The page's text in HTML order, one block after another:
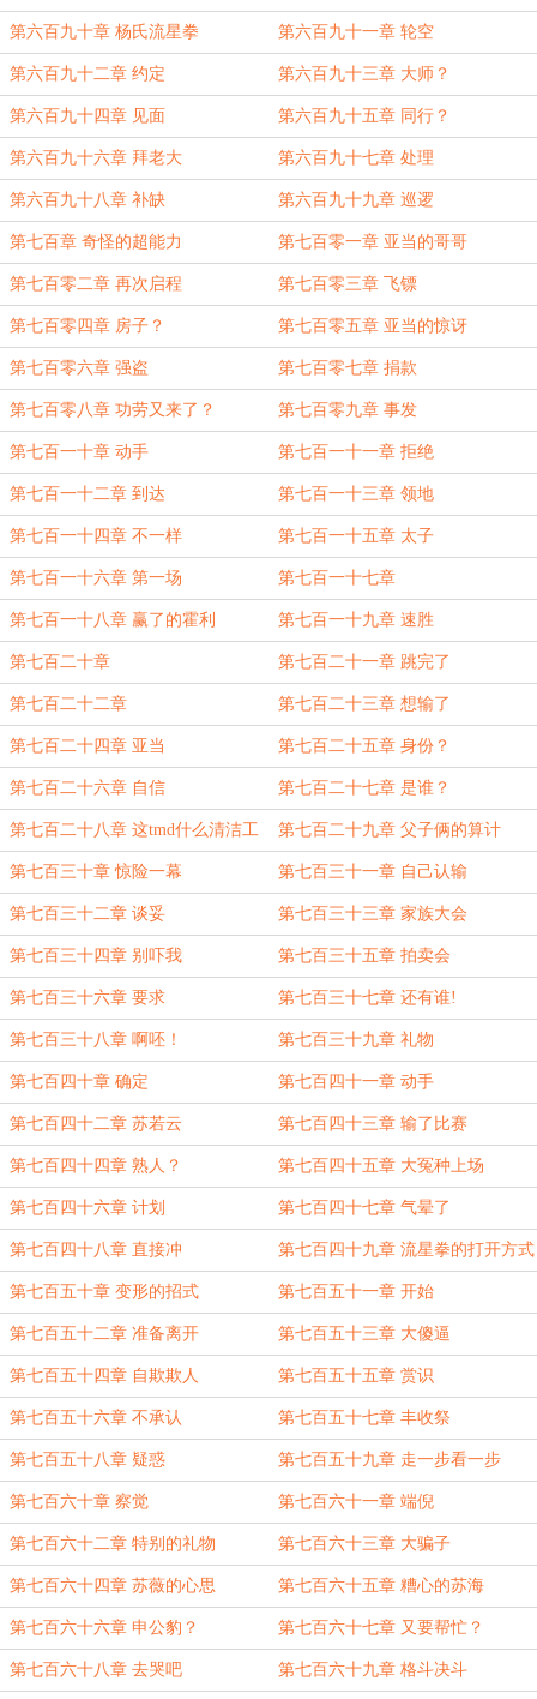
第六百九十章 杨氏流星拳 第六百九十一章 轮空
第六百九十二章 约定 第六百九十三章 大师？
第六百九十四章 见面 第六百九十五章 同行？
第六百九十六章 拜老大 第六百九十七章 处理
第六百九十八章 补缺 第六百九十九章 巡逻
第七百章 奇怪的超能力 第七百零一章 亚当的哥哥
第七百零二章 再次启程 第七百零三章 飞镖
第七百零四章 房子？ 第七百零五章 亚当的惊讶
第七百零六章 强盗 第七百零七章 捐款
第七百零八章 功劳又来了？ 第七百零九章 事发
第七百一十章 动手 第七百一十一章 拒绝
第七百一十二章 到达 第七百一十三章 领地
第七百一十四章 不一样 第七百一十五章 太子
第七百一十六章 第一场 第七百一十七章
第七百一十八章 赢了的霍利 第七百一十九章 速胜
第七百二十章 第七百二十一章 跳完了
第七百二十二章 第七百二十三章 想输了
第七百二十四章 亚当 第七百二十五章 身份？
第七百二十六章 自信 第七百二十七章 是谁？
第七百二十八章 这tmd什么清洁工 第七百二十九章 父子俩的算计
第七百三十章 惊险一幕 第七百三十一章 自己认输
第七百三十二章 谈妥 第七百三十三章 家族大会
第七百三十四章 别吓我 第七百三十五章 拍卖会
第七百三十六章 要求 第七百三十七章 还有谁!
第七百三十八章 啊呸！ 第七百三十九章 礼物
第七百四十章 确定 第七百四十一章 动手
第七百四十二章 苏若云 第七百四十三章 输了比赛
第七百四十四章 熟人？ 第七百四十五章 大冤种上场
第七百四十六章 计划 第七百四十七章 气晕了
第七百四十八章 直接冲 第七百四十九章 流星拳的打开方式
第七百五十章 变形的招式 第七百五十一章 开始
第七百五十二章 准备离开 第七百五十三章 大傻逼
第七百五十四章 自欺欺人 第七百五十五章 赏识
第七百五十六章 不承认 第七百五十七章 丰收祭
第七百五十八章 疑惑 第七百五十九章 走一步看一步
第七百六十章 察觉 第七百六十一章 端倪
第七百六十二章 特别的礼物 第七百六十三章 大骗子
第七百六十四章 苏薇的心思 第七百六十五章 糟心的苏海
第七百六十六章 申公豹？ 第七百六十七章 又要帮忙？
第七百六十八章 去哭吧 第七百六十九章 格斗决斗